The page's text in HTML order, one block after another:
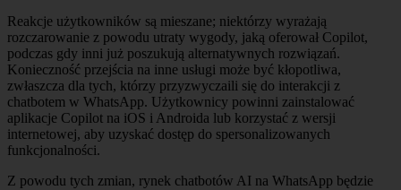
Reakcje użytkowników są mieszane; niektórzy wyrażają
rozczarowanie z powodu utraty wygody, jaką oferował Copilot,
podczas gdy inni już poszukują alternatywnych rozwiązań.
Konieczność przejścia na inne usługi może być kłopotliwa,
zwłaszcza dla tych, którzy przyzwyczaili się do interakcji z
chatbotem w WhatsApp. Użytkownicy powinni zainstalować
aplikacje Copilot na iOS i Androida lub korzystać z wersji
internetowej, aby uzyskać dostęp do spersonalizowanych
funkcjonalności.
Z powodu tych zmian, rynek chatbotów AI na WhatsApp będzie